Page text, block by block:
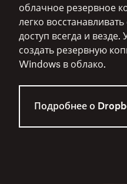
облачное резервное
легко
доступ всегда и
создать резервную
Windows в облако.
Подробнее о